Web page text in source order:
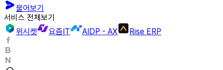
물어보기
서비스 전체보기
위시켓
요즘IT AIDP - AX Rise ERP